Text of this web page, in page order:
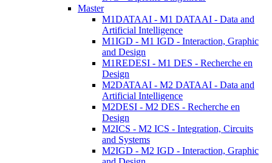
Master
M1DATAAI - M1 DATAAI - Data and
Artificial Intelligence
M1IGD - M1 IGD - Interaction, Graphic
and Design
M1REDESI - M1 DES - Recherche en
Design
M2DATAAI - M2 DATAAI - Data and
Artificial Intelligence
M2DESI - M2 DES - Recherche en
Design
M2ICS - M2 ICS - Integration, Circuits
and Systems
M2IGD - M2 IGD - Interaction, Graphic